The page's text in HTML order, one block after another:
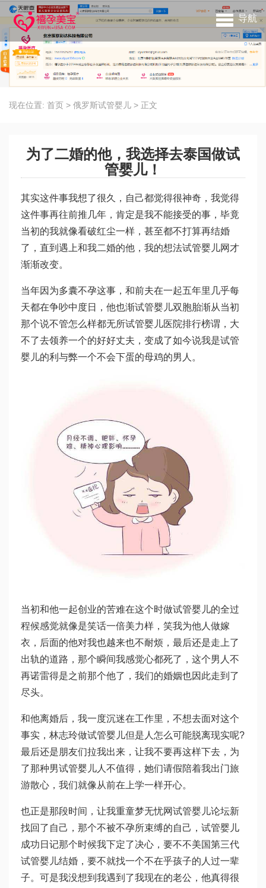
导航
现在位置: 首页 > 俄罗斯试管婴儿 > 正文
为了二婚的他，我选择去泰国做试
管婴儿！
其实这件事我想了很久，自己都觉得很神奇，我觉得
这件事再往前推几年，肯定是我不能接受的事，毕竟
当初的我就像看破红尘一样，甚至都不打算再结婚
了，直到遇上和我二婚的他，我的想法试管婴儿网才
渐渐改变。
当年因为多囊不孕这事，和前夫在一起五年里几乎每
天都在争吵中度日，他也渐试管婴儿双胞胎渐从当初
那个说不管怎么样都无所试管婴儿医院排行榜谓，大
不了去领养一个的好好丈夫，变成了如今说我是试管
婴儿的利与弊一个不会下蛋的母鸡的男人。
当初和他一起创业的苦难在这个时做试管婴儿的全过
程候感觉就像是笑话一倍美力样，笑我为他人做嫁
衣，后面的他对我也越来也不耐烦，最后还是走上了
出轨的道路，那个瞬间我感觉心都死了，这个男人不
再诺雷得是之前那个他了，我们的婚姻也因此走到了
尽头。
和他离婚后，我一度沉迷在工作里，不想去面对这个
事实， 林志玲做试管婴儿但是人怎么可能脱离现实呢?
最后还是朋友们拉我出来，让我不要再这样下去，为
了那种男试管婴儿人不值得，她们请假陪着我出门旅
游散心，我们就像从前在上学一样开心。
也正是那段时间，让我重童梦无忧网试管婴儿论坛新
找回了自己，那个不被不孕所束缚的自己， 试管婴儿
成功日记那个时候我下定了决心，要不不美国第三代
试管婴儿结婚，要不就找一个不在乎孩子的人过一辈
子。可是我没想到我遇到了我现在的老公，他真得很